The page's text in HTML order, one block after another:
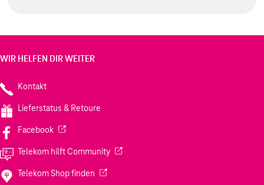
WIR HELFEN DIR WEITER
Kontakt
Lieferstatus & Retoure
Facebook(Wird in einem neuen Tab geöffnet)
Telekom hilft Community(Wird in einem neuen Tab geöffnet)
Telekom Shop finden (Wird in einem neuen Tab geöffnet)